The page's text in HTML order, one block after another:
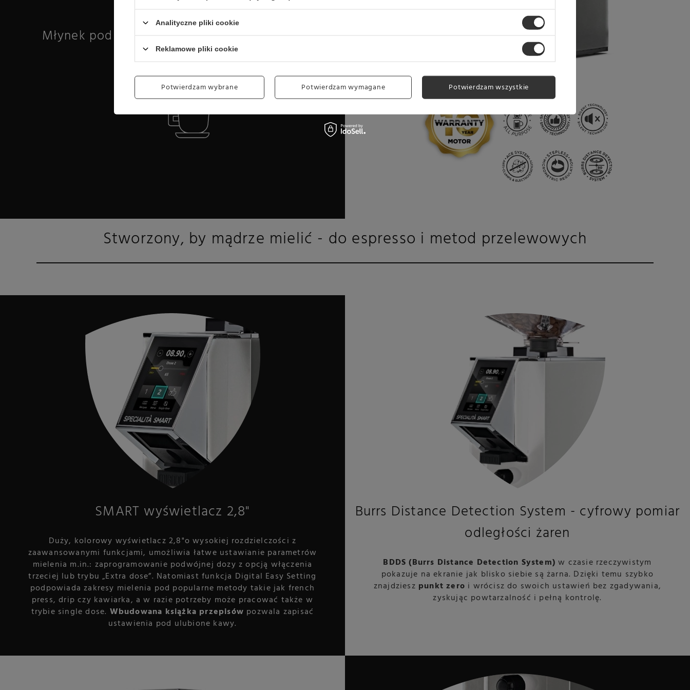
Młynek pod espresso i metody przelewowe
Stworzony, by mądrze mielić - do espresso i metod przelewowych
SMART wyświetlacz 2,8"
Duży, kolorowy wyświetlacz 2,8"o wysokiej rozdzielczości z
zaawansowanymi funkcjami, umożliwia łatwe ustawianie parametrów
mielenia m.in.: zaprogramowanie podwójnej dozy z opcją włączenia
trzeciej lub trybu „Extra dose”. Natomiast funkcja Digital Easy Setting
podpowiada zakresy mielenia pod popularne metody takie jak french
press, drip czy kawiarka, a w razie potrzeby może pracować także w
trybie single dose. Wbudowana książka przepisów pozwala zapisać
ustawienia pod ulubione kawy.
Burrs Distance Detection System - cyfrowy pomiar
odległości żaren
BDDS (Burrs Distance Detection System) w czasie rzeczywistym
pokazuje na ekranie jak blisko siebie są żarna. Dzięki temu szybko
znajdziesz punkt zero i wrócisz do swoich ustawień bez zgadywania,
zyskując powtarzalność i pełną kontrolę.
Analityczne pliki cookie
Reklamowe pliki cookie
Potwierdzam wybrane Potwierdzam wymagane Potwierdzam wszystkie